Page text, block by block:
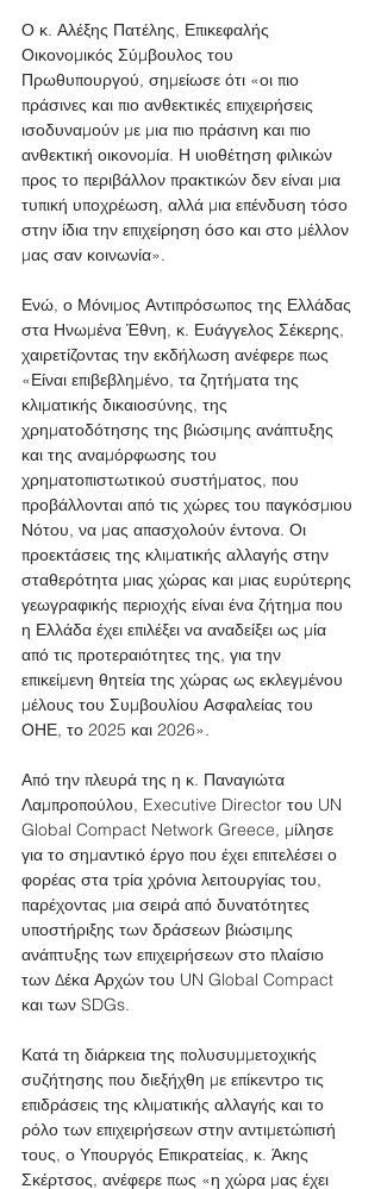
Ο κ. Αλέξης Πατέλης, Επικεφαλής
Οικονομικός Σύμβουλος του
Πρωθυπουργού, σημείωσε ότι «οι πιο
πράσινες και πιο ανθεκτικές επιχειρήσεις
ισοδυναμούν με μια πιο πράσινη και πιο
ανθεκτική οικονομία. Η υιοθέτηση φιλικών
προς το περιβάλλον πρακτικών δεν είναι μια
τυπική υποχρέωση, αλλά μια επένδυση τόσο
στην ίδια την επιχείρηση όσο και στο μέλλον
μας σαν κοινωνία».
Ενώ, ο Μόνιμος Αντιπρόσωπος της Ελλάδας
στα Ηνωμένα Έθνη, κ. Ευάγγελος Σέκερης,
χαιρετίζοντας την εκδήλωση ανέφερε πως
«Είναι επιβεβλημένο, τα ζητήματα της
κλιματικής δικαιοσύνης, της
χρηματοδότησης της βιώσιμης ανάπτυξης
και της αναμόρφωσης του
χρηματοπιστωτικού συστήματος, που
προβάλλονται από τις χώρες του παγκόσμιου
Νότου, να μας απασχολούν έντονα. Οι
προεκτάσεις της κλιματικής αλλαγής στην
σταθερότητα μιας χώρας και μιας ευρύτερης
γεωγραφικής περιοχής είναι ένα ζήτημα που
η Ελλάδα έχει επιλέξει να αναδείξει ως μία
από τις προτεραιότητες της, για την
επικείμενη θητεία της χώρας ως εκλεγμένου
μέλους του Συμβουλίου Ασφαλείας του
ΟΗΕ, το 2025 και 2026».
Από την πλευρά της η κ. Παναγιώτα
Λαμπροπούλου, Executive Director του UN
Global Compact Network Greece, μίλησε
για το σημαντικό έργο που έχει επιτελέσει ο
φορέας στα τρία χρόνια λειτουργίας του,
παρέχοντας μια σειρά από δυνατότητες
υποστήριξης των δράσεων βιώσιμης
ανάπτυξης των επιχειρήσεων στο πλαίσιο
των Δέκα Αρχών του UN Global Compact
και των SDGs.
Κατά τη διάρκεια της πολυσυμμετοχικής
συζήτησης που διεξήχθη με επίκεντρο τις
επιδράσεις της κλιματικής αλλαγής και το
ρόλο των επιχειρήσεων στην αντιμετώπισή
τους, ο Υπουργός Επικρατείας, κ. Άκης
Σκέρτσος, ανέφερε πως «η χώρα μας έχει